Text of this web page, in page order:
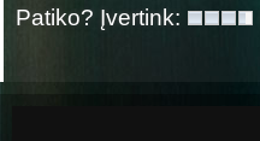
Patiko? Įvertink: